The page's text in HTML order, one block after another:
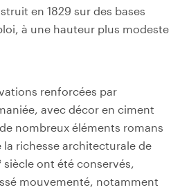
en 1829 sur des bases
à une hauteur plus modeste
renforcées par
avec décor en ciment
nombreux éléments romans
richesse architecturale de
siècle ont été conservés,
mouvementé, notamment